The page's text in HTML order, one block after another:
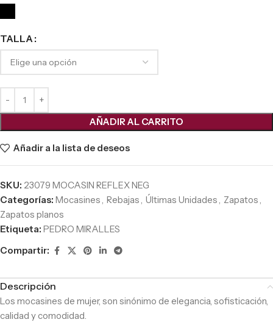
TALLA
AÑADIR AL CARRITO
Añadir a la lista de deseos
SKU: 23079 MOCASIN REFLEX NEG
Categorías: Mocasines Rebajas Últimas Unidades Zapatos
Zapatos planos
Etiqueta: PEDRO MIRALLES
Compartir:
Descripción
Los mocasines de mujer, son sinónimo de elegancia, sofisticación,
calidad y comodidad.